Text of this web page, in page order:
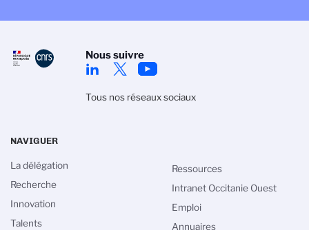
Nous suivre
Tous nos réseaux sociaux
NAVIGUER
La délégation
Recherche
Innovation
Talents
Ressources
Intranet Occitanie Ouest
Emploi
Annuaires